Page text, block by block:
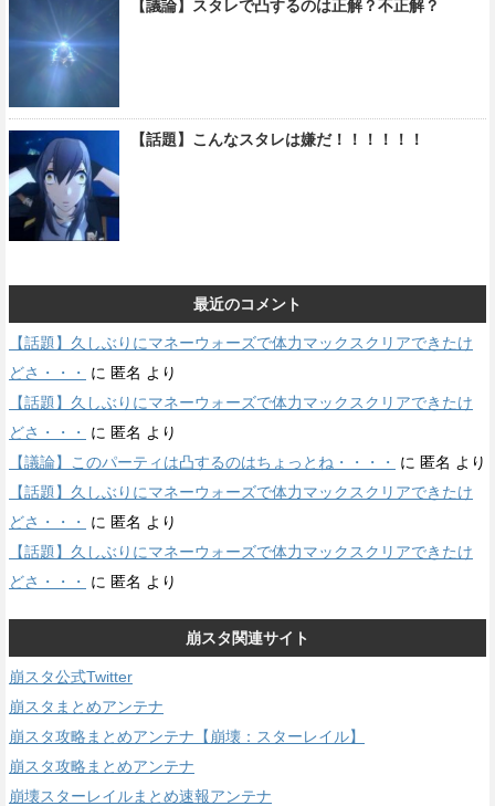
【議論】スタレで凸するのは正解？不正解？
【話題】こんなスタレは嫌だ！！！！！！
最近のコメント
【話題】久しぶりにマネーウォーズで体力マックスクリアできたけ
どさ・・・
に 匿名 より
【話題】久しぶりにマネーウォーズで体力マックスクリアできたけ
どさ・・・
に 匿名 より
【議論】このパーティは凸するのはちょっとね・・・・
に 匿名 より
【話題】久しぶりにマネーウォーズで体力マックスクリアできたけ
どさ・・・
に 匿名 より
【話題】久しぶりにマネーウォーズで体力マックスクリアできたけ
どさ・・・
に 匿名 より
崩スタ関連サイト
崩スタ公式Twitter
崩スタまとめアンテナ
崩スタ攻略まとめアンテナ【崩壊：スターレイル】
崩スタ攻略まとめアンテナ
崩壊スターレイルまとめ速報アンテナ